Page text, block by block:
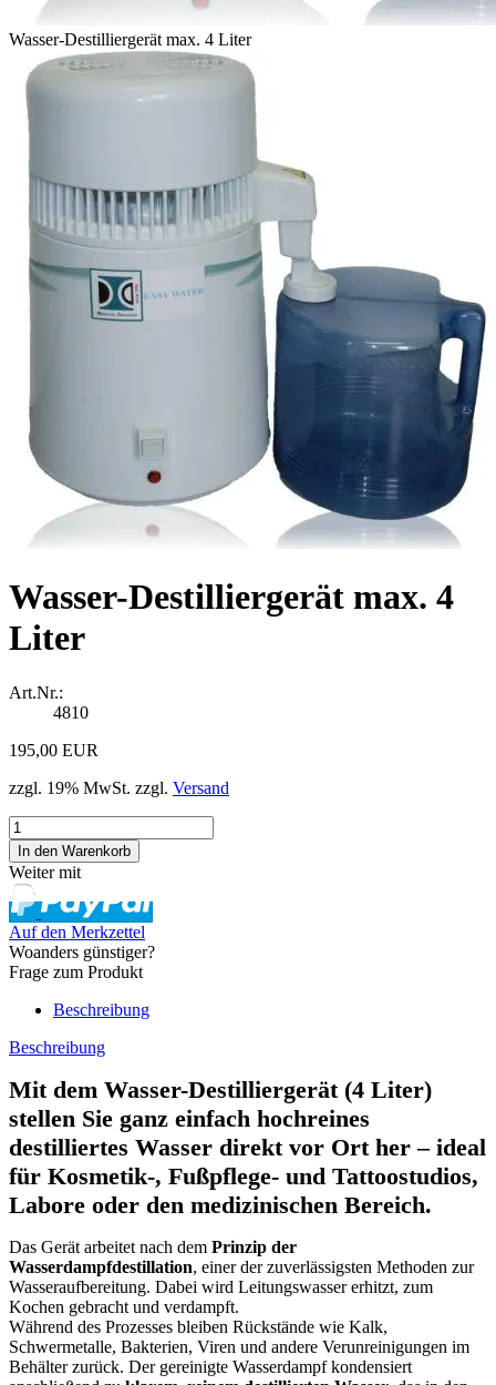
Wasser-Destilliergerät max. 4 Liter
Wasser-Destilliergerät max. 4
Liter
Art.Nr.:
4810
195,00 EUR
zzgl. 19% MwSt. zzgl. Versand
Weiter mit
Auf den Merkzettel
Woanders günstiger?
Frage zum Produkt
Beschreibung
Beschreibung
Mit dem Wasser-Destilliergerät (4 Liter)
stellen Sie ganz einfach hochreines
destilliertes Wasser direkt vor Ort her – ideal
für Kosmetik-, Fußpflege- und Tattoostudios,
Labore oder den medizinischen Bereich.
Das Gerät arbeitet nach dem Prinzip der
Wasserdampfdestillation, einer der zuverlässigsten Methoden zur
Wasseraufbereitung. Dabei wird Leitungswasser erhitzt, zum
Kochen gebracht und verdampft.
Während des Prozesses bleiben Rückstände wie Kalk,
Schwermetalle, Bakterien, Viren und andere Verunreinigungen im
Behälter zurück. Der gereinigte Wasserdampf kondensiert